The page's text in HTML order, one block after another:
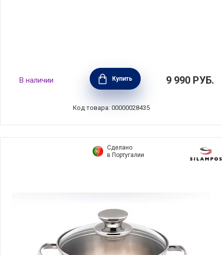
Сковорода вок Nomad 24 см, углеродистая
сталь, цвет стальной, BEKA, Бельгия,
13970244
В наличии Купить 9 990 РУБ.
Код товара: 00000028435
Сделано
в Португалии